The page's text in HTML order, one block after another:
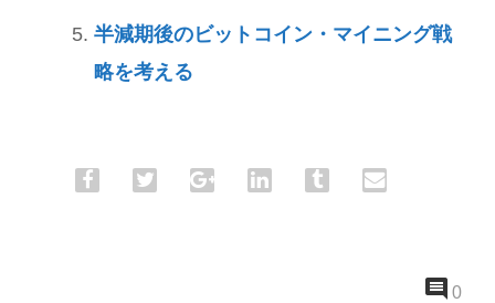
半減期後のビットコイン・マイニング戦
略を考える
0